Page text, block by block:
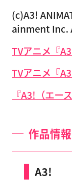
(c)A3!
ainment Inc.
TVアニメ『
TVアニメ『
『A3!（エー
作品情報
A3!